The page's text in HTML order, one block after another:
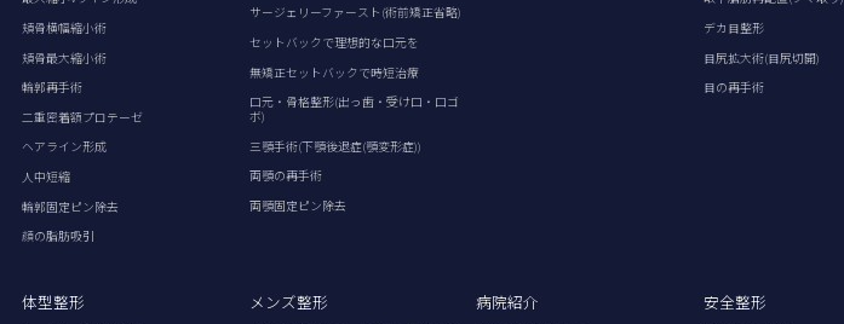
頬骨横幅縮小術
頬骨最大縮小術
輪郭再手術
二重密着額プロテーゼ
ヘアライン形成
人中短縮
輪郭固定ピン除去
顔の脂肪吸引
サージェリーファースト(術前矯正省略)
セットバックで理想的な口元を
無矯正セットバックで時短治療
口元・骨格整形(出っ歯・受け口・口ゴ
ボ)
三顎手術(下顎後退症(顎変形症))
両顎の再手術
両顎固定ピン除去
デカ目整形
目尻拡大術(目尻切開)
目の再手術
体型整形 メンズ整形 病院紹介 安全整形